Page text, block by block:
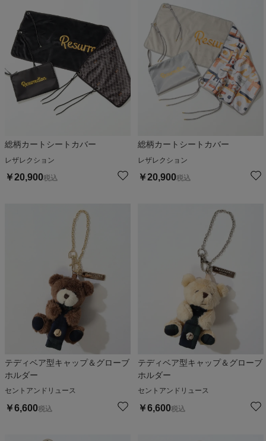
総柄カートシートカバー
レザレクション
￥20,900税込
総柄カートシートカバー
レザレクション
￥20,900税込
テディベア型キャップ＆グローブ
ホルダー
セントアンドリュース
￥6,600税込
テディベア型キャップ＆グローブ
ホルダー
セントアンドリュース
￥6,600税込